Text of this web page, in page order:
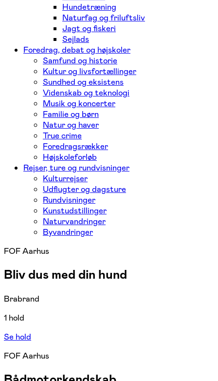
Hundetræning
Naturfag og friluftsliv
Jagt og fiskeri
Sejlads
Foredrag, debat og højskoler
Samfund og historie
Kultur og livsfortællinger
Sundhed og eksistens
Videnskab og teknologi
Musik og koncerter
Familie og børn
Natur og haver
True crime
Foredragsrækker
Højskoleforløb
Rejser, ture og rundvisninger
Kulturrejser
Udflugter og dagsture
Rundvisninger
Kunstudstillinger
Naturvandringer
Byvandringer
FOF Aarhus
Bliv dus med din hund
Brabrand
1 hold
Se hold
FOF Aarhus